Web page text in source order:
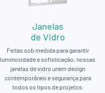
Janelas
de Vidro
Feitas sob medida para garantir
luminosidade e sofisticação, nossas
janelas de vidro unem design
contemporâneo e segurança para
todos os tipos de projetos.